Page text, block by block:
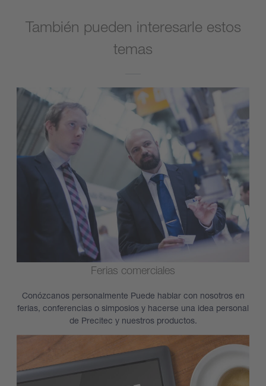
También pueden interesarle estos
temas
Ferias comerciales
Conózcanos personalmente Puede hablar con nosotros en
ferias, conferencias o simposios y hacerse una idea personal
de Precitec y nuestros productos.